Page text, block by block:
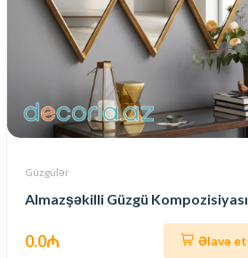
Güzgülər
Almazşəkilli Güzgü Kompozisiyası
0.0₼ Əlavə et